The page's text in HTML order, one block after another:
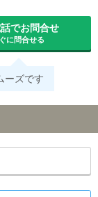
でお問合せ
に問合せる
ーズです